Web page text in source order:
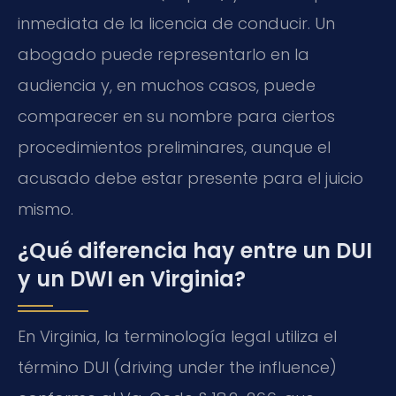
inmediata de la licencia de conducir. Un
abogado puede representarlo en la
audiencia y, en muchos casos, puede
comparecer en su nombre para ciertos
procedimientos preliminares, aunque el
acusado debe estar presente para el juicio
mismo.
¿Qué diferencia hay entre un DUI
y un DWI en Virginia?
En Virginia, la terminología legal utiliza el
término DUI (driving under the influence)